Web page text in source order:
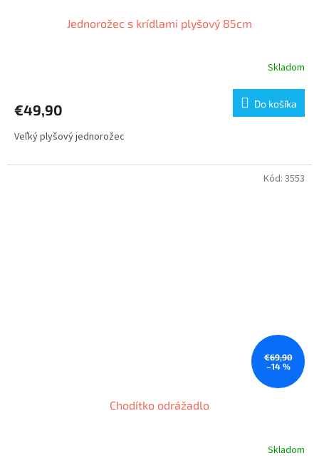
Jednorožec s krídlami plyšový 85cm
Skladom
€49,90 Do košíka
Veľký plyšový jednorožec
€69,90
–14 %
Chodítko odrážadlo
Skladom
Kód: 3553